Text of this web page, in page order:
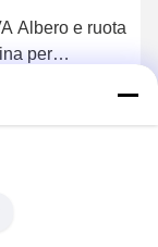
Albero e ruota
per
Adesso